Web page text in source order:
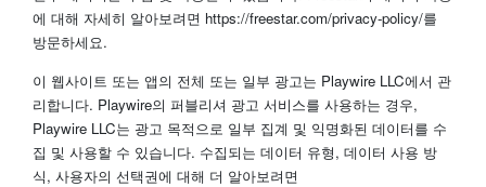
에 대해 자세히 알아보려면 https://freestar.com/privacy-policy/를
방문하세요.
이 웹사이트 또는 앱의 전체 또는 일부 광고는 Playwire LLC에서 관
리합니다. Playwire의 퍼블리셔 광고 서비스를 사용하는 경우,
Playwire LLC는 광고 목적으로 일부 집계 및 익명화된 데이터를 수
집 및 사용할 수 있습니다. 수집되는 데이터 유형, 데이터 사용 방
식, 사용자의 선택권에 대해 더 알아보려면